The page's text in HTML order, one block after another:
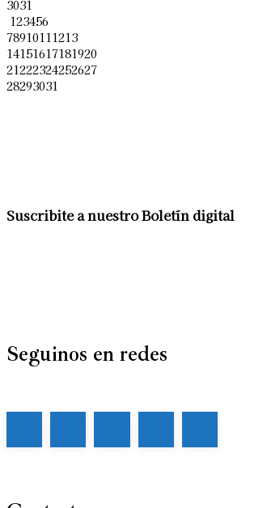
3031
123456
78910111213
14151617181920
21222324252627
28293031
Suscribite a nuestro Boletín digital
Seguinos en redes